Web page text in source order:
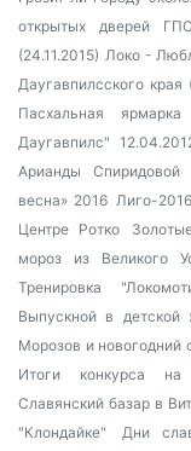
открытых дверей
(24.11.2015) Локо -
Даугавпилсского края
Пасхальная ярмарка
Даугавпилс"
Арианды Спиридовой
весна» 2016 Лиго-
Центре Ротко
мороз из Великого
Тренировка
Выпускной в детской
Морозов и новогодний
Итоги конкурса на
Славянский базар в
"Клондайке"
Дни